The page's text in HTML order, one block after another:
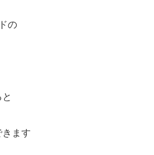
の
ます